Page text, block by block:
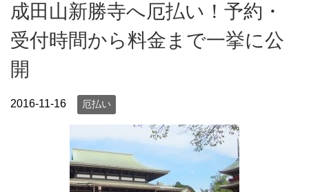
成田山新勝寺へ厄払い！予約・
受付時間から料金まで一挙に公
開
2016-11-16 厄払い